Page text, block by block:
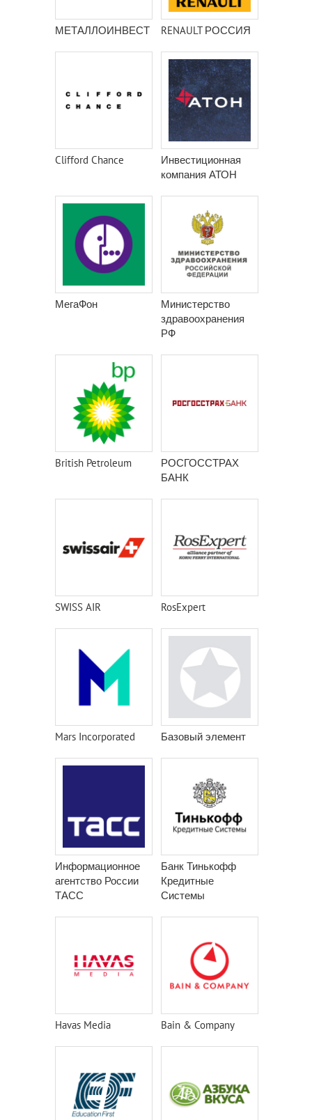
МЕТАЛЛОИНВЕСТ RENAULT РОССИЯ
Clifford Chance
Инвестиционная
компания АТОН
МегаФон
Министерство
здравоохранения
РФ
British Petroleum
РОСГОССТРАХ
БАНК
SWISS AIR RosExpert
Mars Incorporated Базовый элемент
Информационное
агентство России
ТАСС
Банк Тинькофф
Кредитные
Системы
Havas Media Bain & Company